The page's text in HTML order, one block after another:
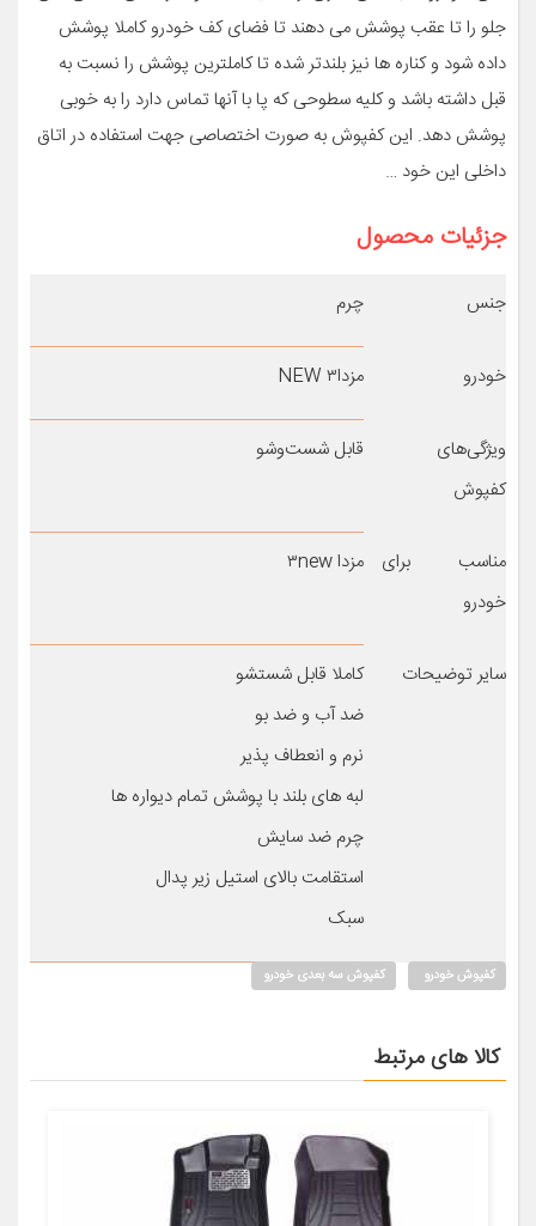
جلو را تا عقب پوشش می دهند تا فضای کف خودرو کاملا پوشش
داده شود و کناره ها نیز بلندتر شده تا کاملترین پوشش را نسبت به
قبل داشته باشد و کلیه سطوحی که پا با آنها تماس دارد را به خوبی
پوشش دهد. این کفپوش به صورت اختصاصی جهت استفاده در اتاق
داخلی این خود …
جزئیات محصول
جنس چرم
خودرو مزدا۳ NEW
ویژگی‌های
کفپوش
قابل شست‌وشو
مناسب برای
خودرو
مزدا ۳new
سایر توضیحات
کاملا قابل شستشو
ضد آب و ضد بو
نرم و انعطاف پذیر
لبه های بلند با پوشش تمام دیواره ها
چرم ضد سایش
استقامت بالای استیل زیر پدال
سبک
کفپوش خودرو کفپوش سه بعدی خودرو
کالا های مرتبط